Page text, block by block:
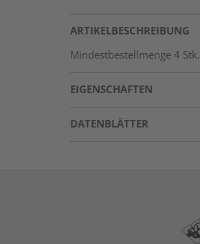
ARTIKELBESCHREIBUNG
Mindestbestellmenge 4 Stk.
EIGENSCHAFTEN
DATENBLÄTTER